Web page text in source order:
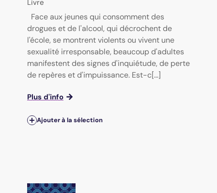
Livre
Face aux jeunes qui consomment des
drogues et de l'alcool, qui décrochent de
l'école, se montrent violents ou vivent une
sexualité irresponsable, beaucoup d'adultes
manifestent des signes d'inquiétude, de perte
de repères et d'impuissance. Est-c[...]
Plus d'info
Ajouter à la sélection